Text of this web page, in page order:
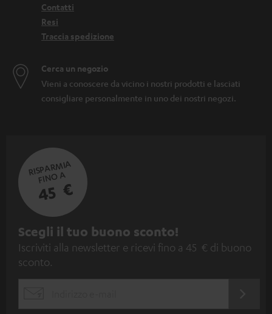
Contatti
Resi
Traccia spedizione
Cerca un negozio
Vieni a conoscere da vicino i nostri prodotti e lasciati
consigliare personalmente in uno dei nostri negozi.
RISPARMIA
FINO A
45 €
I
s
c
Scegli il tuo buono sconto!
Iscriviti alla newsletter e ricevi fino a 45 € di buono
sconto.